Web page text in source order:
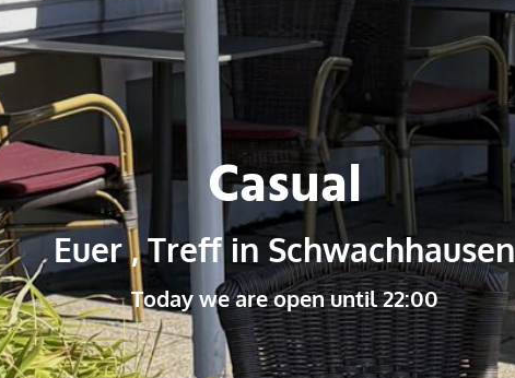
Casual
Euer , Treff in Schwachhausen
Today we are open until 22:00